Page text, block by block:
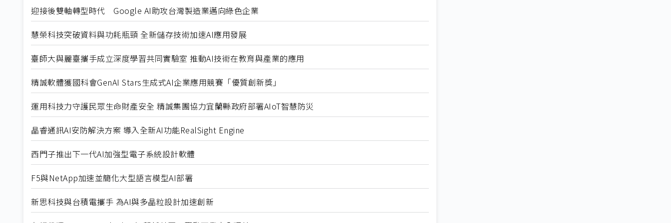
迎接後雙軸轉型時代 Google AI助攻台灣製造業邁向綠色企業
慧榮科技突破資料與功耗瓶頸 全新儲存技術加速AI應用發展
臺師大與麗臺攜手成立深度學習共同實驗室 推動AI技術在教育與產業的應用
精誠軟體獲國科會GenAI Stars生成式AI企業應用競賽「優質創新獎」
運用科技力守護民眾生命財產安全 精誠集團協力宜蘭縣政府部署AIoT智慧防災
晶睿通訊AI安防解決方案 導入全新AI功能RealSight Engine
西門子推出下一代AI加強型電子系統設計軟體
F5與NetApp加速並簡化大型語言模型AI部署
新思科技與台積電攜手 為AI與多晶粒設計加速創新